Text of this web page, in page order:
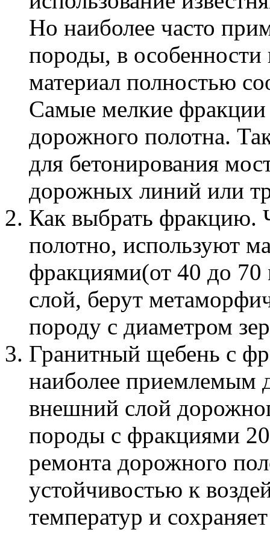
Но наиболее часто
породы, в
материал полностью
Самые мелкие
дорожного полотна.
для бетонирования
дорожных линий или
Как выбрать фракцию.
полотно, используют
фракциями(от 40 до
слой, берут
породу с диаметром
Гранитный щебень с
наиболее приемлемым
внешний слой
породы с фракциями
ремонта дорожного
устойчивостью к
температур и